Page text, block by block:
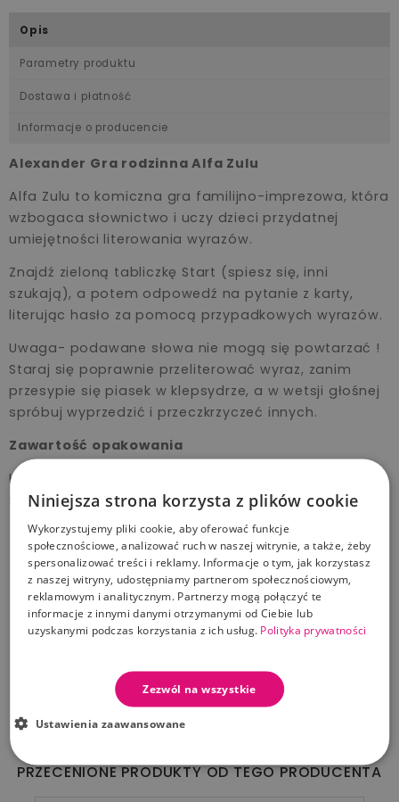
Opis
Parametry produktu
Dostawa i płatność
Informacje o producencie
Alexander Gra rodzinna Alfa Zulu
Alfa Zulu to komiczna gra familijno-imprezowa, która
wzbogaca słownictwo i uczy dzieci przydatnej
umiejętności literowania wyrazów.
Znajdź zieloną tabliczkę Start (spiesz się, inni
szukają), a potem odpowedź na pytanie z karty,
literując hasło za pomocą przypadkowych wyrazów.
Uwaga- podawane słowa nie mogą się powtarzać !
Staraj się poprawnie przeliterować wyraz, zanim
przesypie się piasek w klepsydrze, a w wetsji głośnej
spróbuj wyprzedzić i przeczkrzyczeć innych.
Zawartość opakowania
Karty z pytaniami (110 sztuk), tabliczki Start-Stop (12
sztuk ), klepsydra, instrukcja
TE PRODUKTY MOGĄ CIĘ ZAINTERESOWAĆ
-20%
09 21 10 03
Alexander Gra rodzinna Alfa Zulu
Cena standardowa
Cena
44,79 zł
Dodaj Do Koszyka
PRZECENIONE PRODUKTY OD TEGO PRODUCENTA
Niniejsza strona korzysta z plików cookie
Wykorzystujemy pliki cookie, aby oferować funkcje
społecznościowe, analizować ruch w naszej witrynie, a także, żeby
spersonalizować treści i reklamy. Informacje o tym, jak korzystasz
z naszej witryny, udostępniamy partnerom społecznościowym,
reklamowym i analitycznym. Partnerzy mogą połączyć te
informacje z innymi danymi otrzymanymi od Ciebie lub
uzyskanymi podczas korzystania z ich usług. Polityka prywatności
Zezwól na wszystkie
Ustawienia zaawansowane